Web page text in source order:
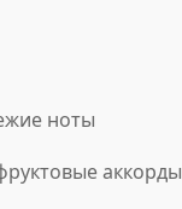
ноты
аккорды